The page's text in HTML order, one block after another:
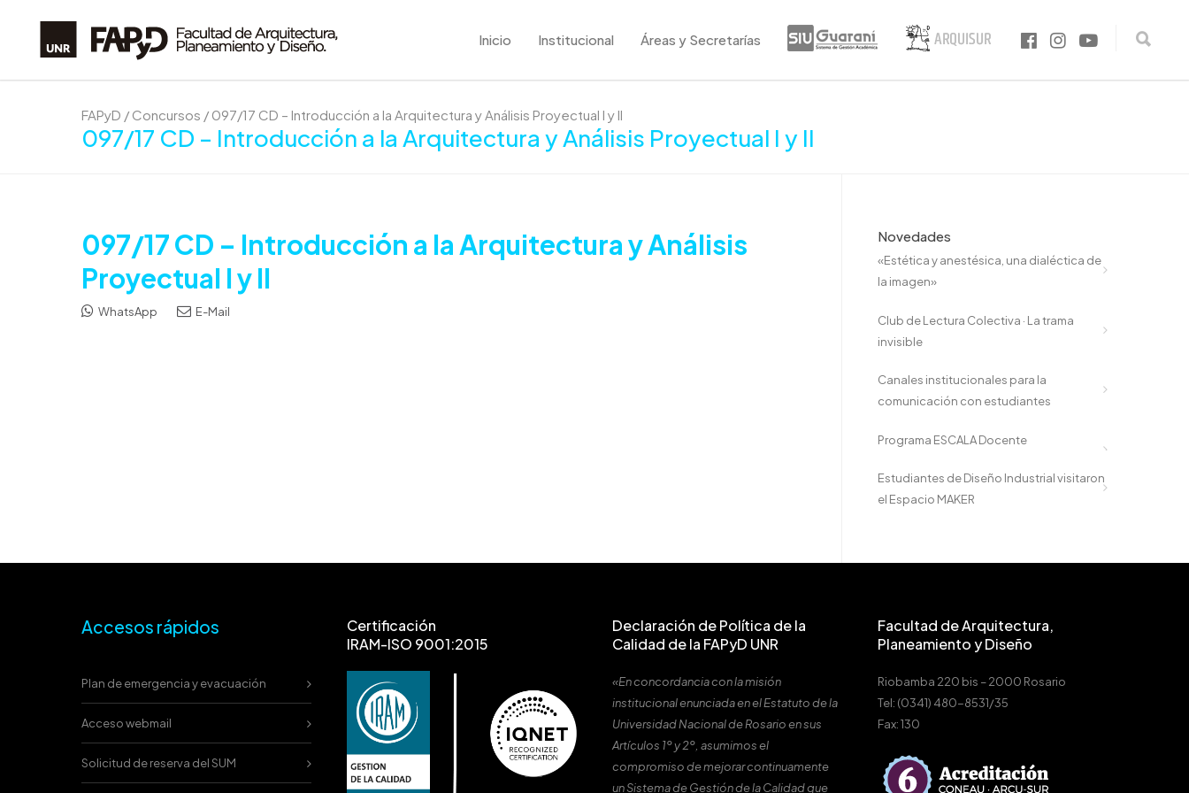
Inicio Institucional Áreas y Secretarías
FAPyD / Concursos / 097/17 CD – Introducción a la Arquitectura y Análisis Proyectual I y II
097/17 CD – Introducción a la Arquitectura y Análisis Proyectual I y II
097/17 CD – Introducción a la Arquitectura y Análisis
Proyectual I y II
WhatsApp E-Mail
Novedades
«Estética y anestésica, una dialéctica de
la imagen»
Club de Lectura Colectiva · La trama
invisible
Canales institucionales para la
comunicación con estudiantes
Programa ESCALA Docente
Estudiantes de Diseño Industrial visitaron
el Espacio MAKER
Accesos rápidos
Plan de emergencia y evacuación
Acceso webmail
Solicitud de reserva del SUM
Certificación
IRAM-ISO 9001:2015
Declaración de Política de la
Calidad de la FAPyD UNR
«En concordancia con la misión
institucional enunciada en el Estatuto de la
Universidad Nacional de Rosario en sus
Artículos 1º y 2º, asumimos el
compromiso de mejorar continuamente
un Sistema de Gestión de la Calidad que
Facultad de Arquitectura,
Planeamiento y Diseño
Riobamba 220 bis – 2000 Rosario
Tel: (0341) 480-8531/35
Fax: 130